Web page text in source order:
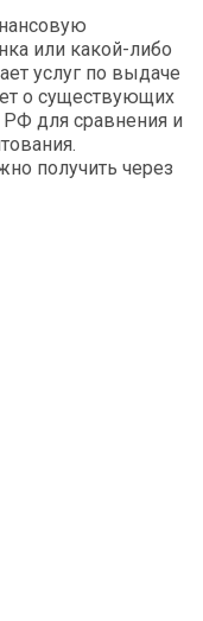
или какой-либо
услуг по выдаче
о существующих
для сравнения и
получить через